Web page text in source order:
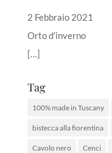
2 Febbraio 2021
Orto d’inverno
[…]
Tag
100% made in Tuscany
bistecca alla fiorentina
Cavolo nero Cenci